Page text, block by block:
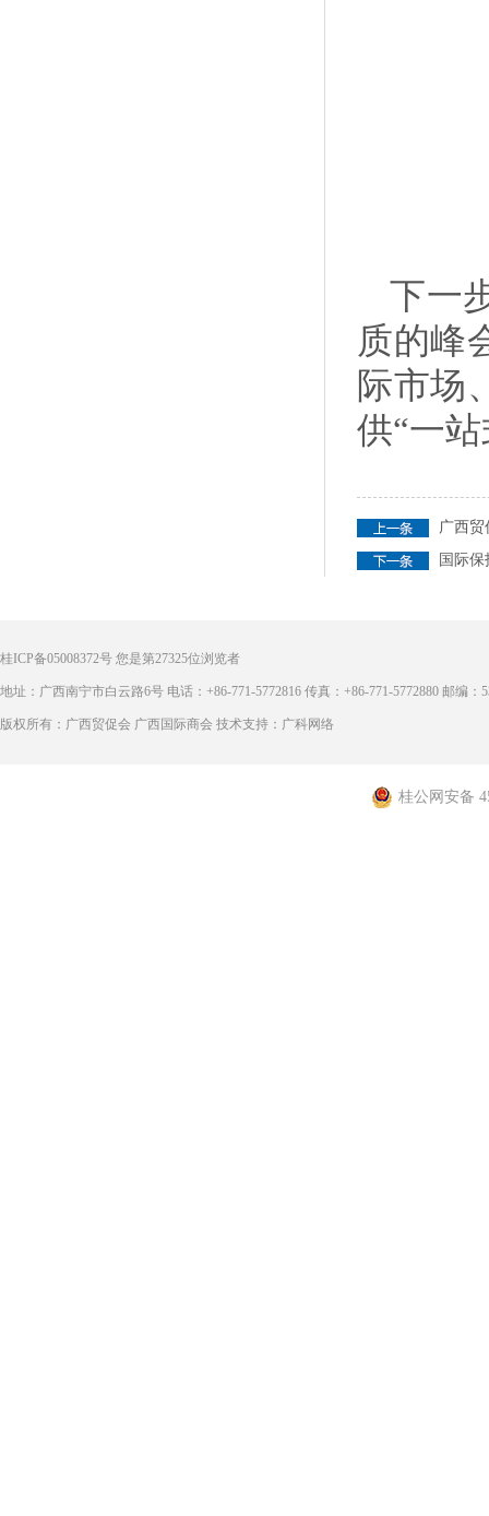
下一
质的峰
际市场
供“一
广西贸
国际
桂ICP备05008372号 您是第27325位浏览者
地址：广西南宁市白云路6号 电话：+86-771-5772816 传真：+86-771-5772880 邮编：
版权所有：广西贸促会 广西国际商会 技术支持：广科网络
桂公网安备